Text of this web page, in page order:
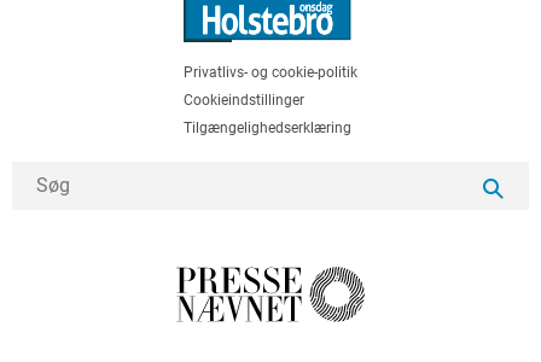
Privatlivs- og cookie-politik
Cookieindstillinger
Tilgængelighedserklæring